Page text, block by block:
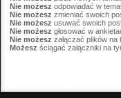
Nie możesz odpowiadać w
Nie możesz zmieniać swoich
Nie możesz usuwać swoich
Nie możesz głosować w
Nie możesz załączać plików na
Możesz ściągać załączniki na